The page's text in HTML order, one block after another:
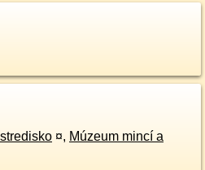
¤, Múzeum mincí a